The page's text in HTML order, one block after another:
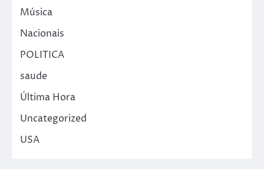
Música
Nacionais
POLITICA
saude
Última Hora
Uncategorized
USA